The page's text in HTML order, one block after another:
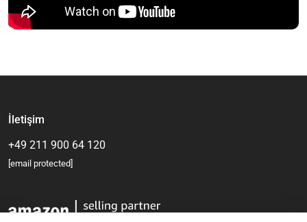
İletişim
+49 211 900 64 120
[email protected]